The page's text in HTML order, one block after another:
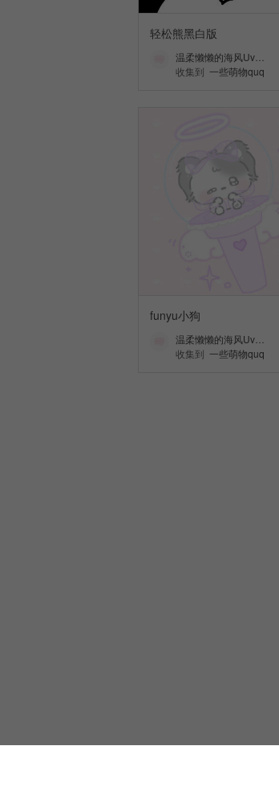
轻松熊黑白版
温柔懒懒的海风Uv…
收集到 一些萌物quq
funyu小狗
温柔懒懒的海风Uv…
收集到 一些萌物quq